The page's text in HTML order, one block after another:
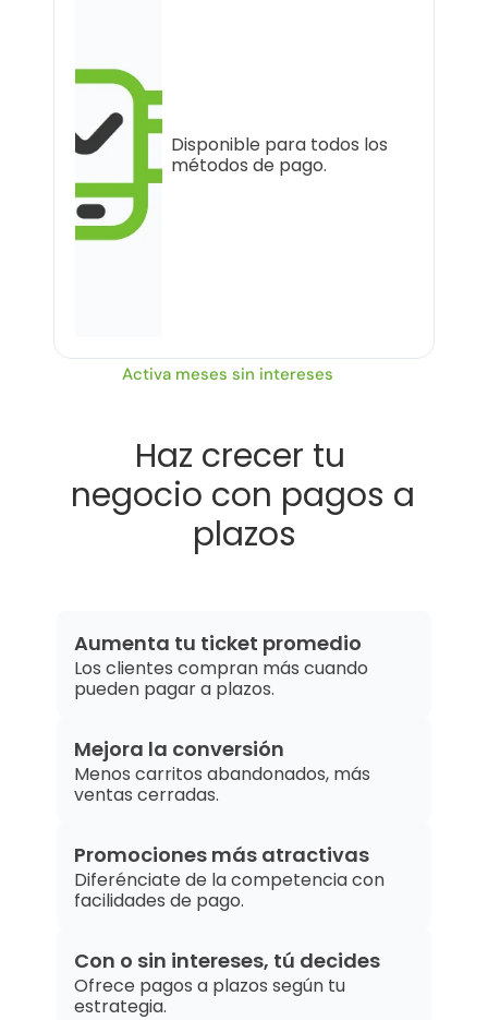
Disponible para todos los
métodos de pago.
Activa meses sin intereses
Haz crecer tu
negocio con pagos a
plazos
Aumenta tu ticket promedio
Los clientes compran más cuando
pueden pagar a plazos.
Mejora la conversión
Menos carritos abandonados, más
ventas cerradas.
Promociones más atractivas
Diferénciate de la competencia con
facilidades de pago.
Con o sin intereses, tú decides
Ofrece pagos a plazos según tu
estrategia.